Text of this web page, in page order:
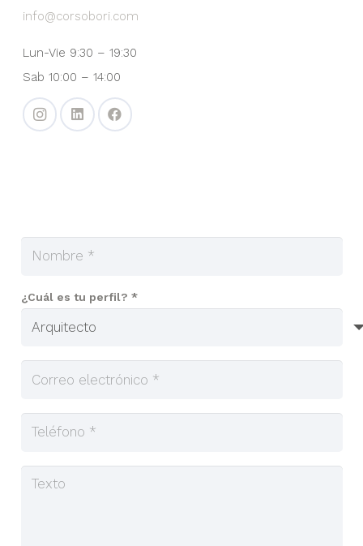
info@corsobori.com
Lun-Vie 9:30 – 19:30
Sab 10:00 – 14:00
¿Cuál es tu perfil? *